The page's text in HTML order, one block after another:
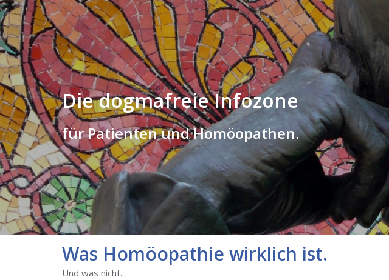
Die dogmafreie Infozone
für Patienten und Homöopathen.
Was Homöopathie wirklich ist.
Und was nicht.